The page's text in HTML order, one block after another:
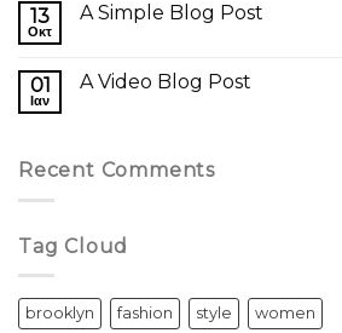
13
Οκτ
A Simple Blog Post
01
Ιαν
A Video Blog Post
Recent Comments
Tag Cloud
brooklyn fashion style women